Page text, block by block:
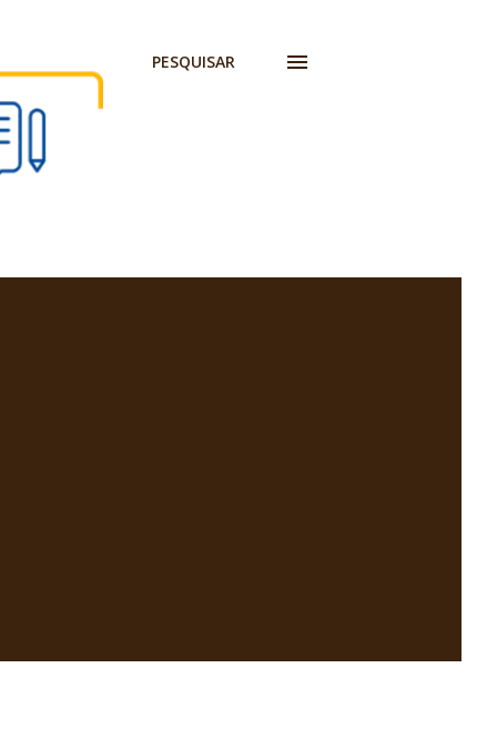
PESQUISAR